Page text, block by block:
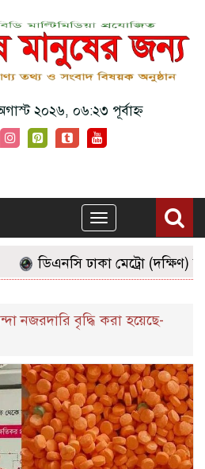
২০২৬, ০৬:২৩ পূর্বাহ্ন
Toggle
navigation
ডিএনসি ঢাকা মেট্রো (দক্ষিণ)
নজরদারি বৃদ্ধি করা হয়েছে-